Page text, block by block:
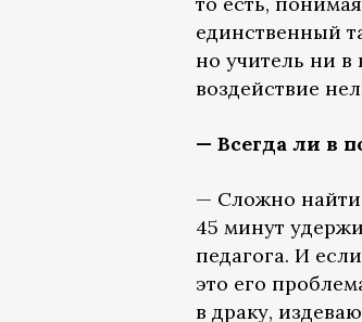
единственный
но учитель ни в
воздействие
— Всегда ли в
— Сложно найти
45 минут
педагога. И
это его
в драку,